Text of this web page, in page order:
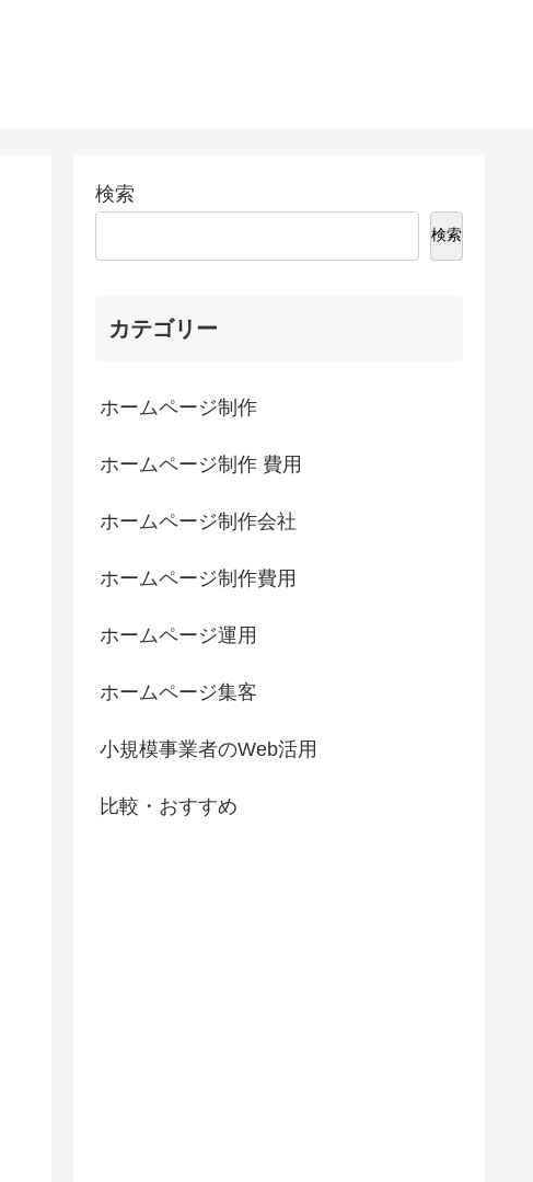
検索
検索
カテゴリー
ホームページ制作
ホームページ制作 費用
ホームページ制作会社
ホームページ制作費用
ホームページ運用
ホームページ集客
小規模事業者のWeb活用
比較・おすすめ